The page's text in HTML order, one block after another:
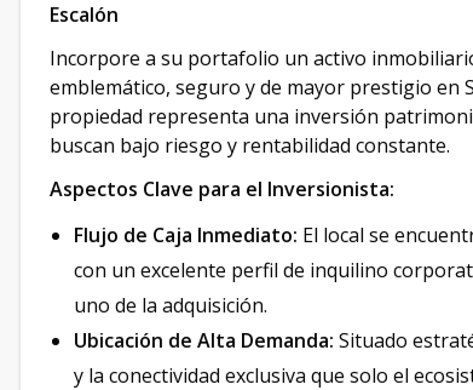
Escalón
Incorpore a su portafolio un activo
emblemático, seguro y de mayor prestigio en
propiedad representa una inversión
buscan bajo riesgo y rentabilidad constante.
Aspectos Clave para el Inversionista:
Flujo de Caja Inmediato: El local se
con un excelente perfil de inquilino
uno de la adquisición.
Ubicación de Alta Demanda: Situado
y la conectividad exclusiva que solo el